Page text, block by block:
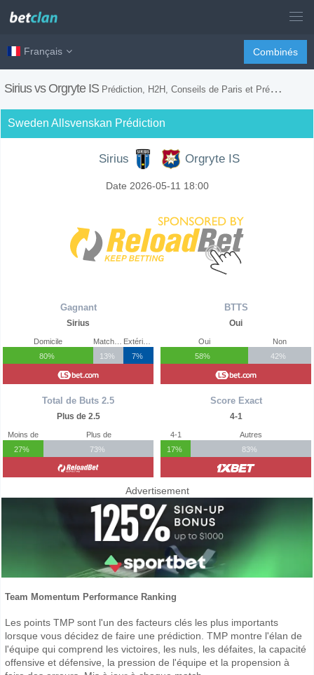
Français Combinés
Sirius vs Orgryte IS Prédiction, H2H, Conseils de Paris et Prévision du Match
Sweden Allsvenskan Prédiction
Sirius Orgryte IS
Date 2026-05-11 18:00
Gagnant
Sirius
Domicile
80%
13%
7%
Total de Buts 2.5
Plus de 2.5
Moins de
27%
Plus de
73%
BTTS
Oui
Oui
58%
Non
42%
Score Exact
4-1
4-1
17%
Autres
83%
Advertisement
Team Momentum Performance Ranking
Les points TMP sont l'un des facteurs clés les plus importants
lorsque vous décidez de faire une prédiction. TMP montre l'élan de
l'équipe qui comprend les victoires, les nuls, les défaites, la capacité
offensive et défensive, la pression de l'équipe et la propension à